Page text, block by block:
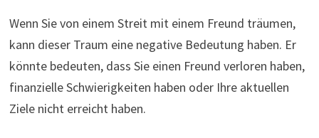
Wenn Sie von einem Streit mit einem Freund träumen,
kann dieser Traum eine negative Bedeutung haben. Er
könnte bedeuten, dass Sie einen Freund verloren haben,
finanzielle Schwierigkeiten haben oder Ihre aktuellen
Ziele nicht erreicht haben.